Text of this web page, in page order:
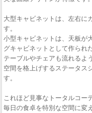
大型キャビネットは、左右に
す。
小型キャビネットは、天板が
グキャビネットとして作られ
テーブルやチェアも流れるよ
空間を格上げするステータス
す。
これほど見事なトータルコー
毎日の食卓を特別な空間に変